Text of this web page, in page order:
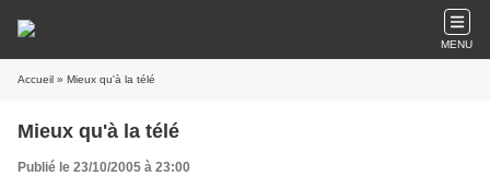
MENU
Accueil » Mieux qu'à la télé
Mieux qu'à la télé
Publié le 23/10/2005 à 23:00